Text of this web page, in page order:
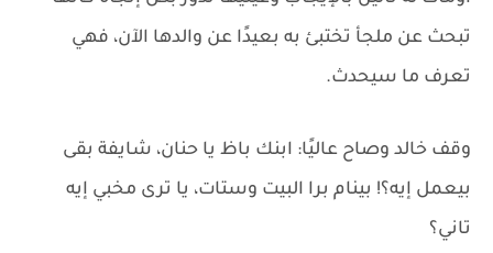
تبحث عن ملجأ تختبئ به بعيدًا عن والدها الآن، فهي
تعرف ما سيحدث.
وقف خالد وصاح عاليًا: ابنك باظ يا حنان، شايفة بقى
بيعمل إيه؟! بينام برا البيت وستات، يا ترى مخبي إيه
تاني؟